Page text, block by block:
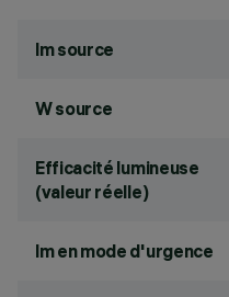
lm source
W source
Efficacité lumineuse
(valeur réelle)
lm en mode d'urgence